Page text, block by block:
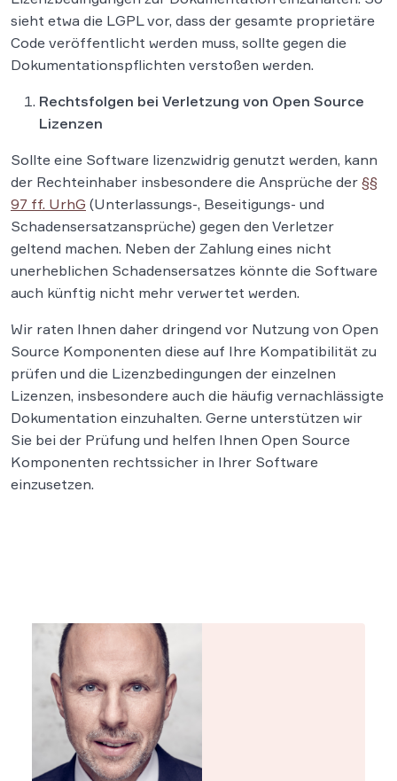
sieht etwa die LGPL vor, dass der gesamte proprietäre
Code veröffentlicht werden muss, sollte gegen die
Dokumentationspflichten verstoßen werden.
Rechtsfolgen bei Verletzung von Open Source
Lizenzen
Sollte eine Software lizenzwidrig genutzt werden, kann
der Rechteinhaber insbesondere die Ansprüche der §§
97 ff. UrhG (Unterlassungs-, Beseitigungs- und
Schadensersatzansprüche) gegen den Verletzer
geltend machen. Neben der Zahlung eines nicht
unerheblichen Schadensersatzes könnte die Software
auch künftig nicht mehr verwertet werden.
Wir raten Ihnen daher dringend vor Nutzung von Open
Source Komponenten diese auf Ihre Kompatibilität zu
prüfen und die Lizenzbedingungen der einzelnen
Lizenzen, insbesondere auch die häufig vernachlässigte
Dokumentation einzuhalten. Gerne unterstützen wir
Sie bei der Prüfung und helfen Ihnen Open Source
Komponenten rechtssicher in Ihrer Software
einzusetzen.